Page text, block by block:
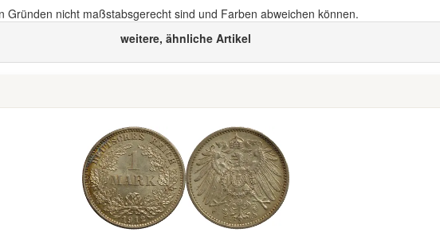
Gründen nicht maßstabsgerecht sind und Farben abweichen können.
weitere, ähnliche Artikel